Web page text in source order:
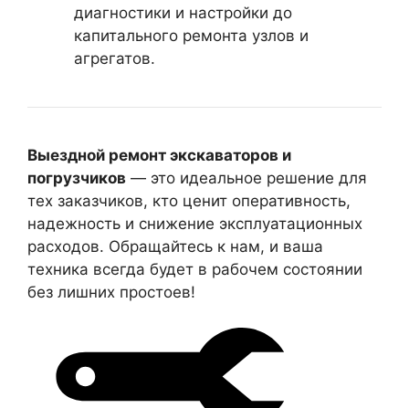
диагностики и настройки до
капитального ремонта узлов и
агрегатов.
Выездной ремонт экскаваторов и
погрузчиков — это идеальное решение для
тех заказчиков, кто ценит оперативность,
надежность и снижение эксплуатационных
расходов. Обращайтесь к нам, и ваша
техника всегда будет в рабочем состоянии
без лишних простоев!